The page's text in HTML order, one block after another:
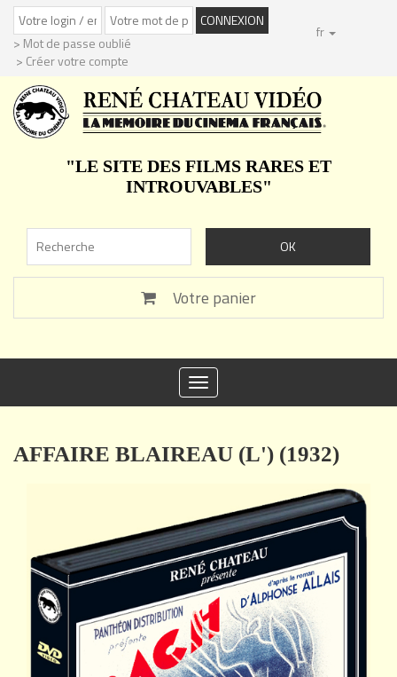
> Mot de passe oublié
> Créer votre compte
fr
"LE SITE DES FILMS RARES ET
INTROUVABLES"
Votre panier
Toggle
navigation
AFFAIRE BLAIREAU (L') (1932)